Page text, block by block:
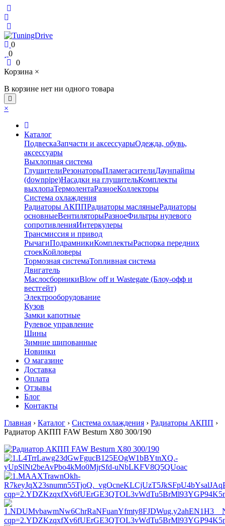
0
0
0
Корзина ×
В корзине нет ни одного товара
×
Каталог
ПодвескаЗапчасти и аксессуарыОдежда, обувь,
аксессуары
Выхлопная система
ГлушителиРезонаторыПламегасителиДаунпайпы
(downpipe)Насадки на глушительКомплекты
выхлопаТермолентаРазноеКоллекторы
Система охлаждения
Радиаторы АКППРадиаторы масляныеРадиаторы
основныеВентиляторыРазноеФильтры нулевого
сопротивленияИнтеркулеры
Трансмиссия и привод
РычагиПодрамникиКомплектыРаспорка передних
стоекКойловеры
Тормозная системаТопливная система
Двигатель
МаслосборникиBlow off и Wastegate (Блоу-офф и
вестгейт)
Электрооборудование
Кузов
Замки капотные
Рулевое управление
Шины
Зимние шипованные
Новинки
О магазине
Доставка
Оплата
Отзывы
Блог
Контакты
Главная › Каталог › Система охлаждения › Радиаторы АКПП ›
Радиатор АКПП FAW Besturn X80 300/190